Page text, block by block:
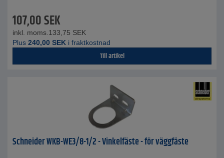
107,00SEK
inkl. moms. 133,75 SEK
Plus 240,00 SEK i fraktkostnad
Till artikel
Schneider WKB-WE3/8-1/2 - Vinkelfäste - för väggfäste